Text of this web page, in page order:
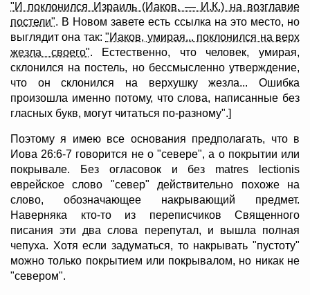
"И поклонился Израиль (Иаков. — И.К.) на возглавие
постели". В Новом завете есть ссылка на это место, но
выглядит она так:"Иаков, умирая... поклонился на верх
жезла своего". Естественно, что человек, умирая,
склонился на постель, но бессмысленно утверждение,
что он склонился на верхушку жезла... Ошибка
произошла именно потому, что слова, написанные без
гласных букв, могут читаться по-разному".]
Поэтому я имею все основания предполагать, что в
Иова 26:6-7 говорится не о "севере", а о покрытии или
покрывале. Без огласовок и без matres lectionis
еврейское слово "север" действительно похоже на
слово, обозначающее накрывающий предмет.
Наверняка кто-то из переписчиков Священного
писания эти два слова перепутал, и вышла полная
чепуха. Хотя если задуматься, то накрывать "пустоту"
можно только покрытием или покрывалом, но никак не
"севером".